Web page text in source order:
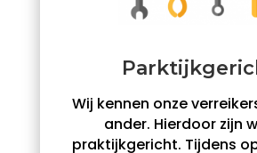
Wij kennen onze
ander. Hierdoor zijn
praktijkgericht. Tijdens